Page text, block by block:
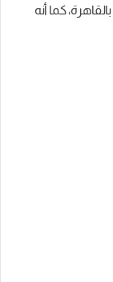
بالقاهرة، كما أنه